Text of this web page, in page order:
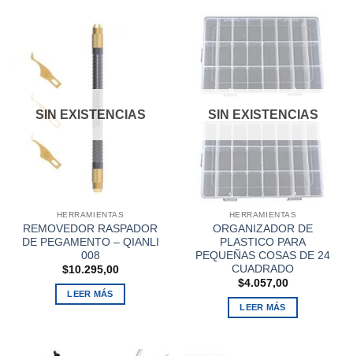
SIN EXISTENCIAS
HERRAMIENTAS
REMOVEDOR RASPADOR
DE PEGAMENTO – QIANLI
008
$10.295,00
LEER MÁS
SIN EXISTENCIAS
HERRAMIENTAS
ORGANIZADOR DE
PLASTICO PARA
PEQUEÑAS COSAS DE 24
CUADRADO
$4.057,00
LEER MÁS